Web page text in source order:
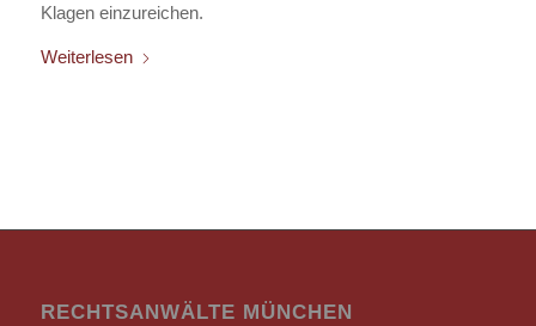
Klagen einzureichen.
Weiterlesen
RECHTSANWÄLTE MÜNCHEN